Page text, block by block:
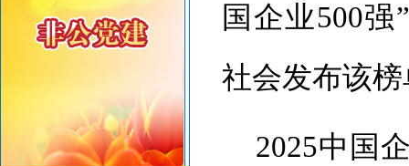
国企业500
社会发布该
2025中国